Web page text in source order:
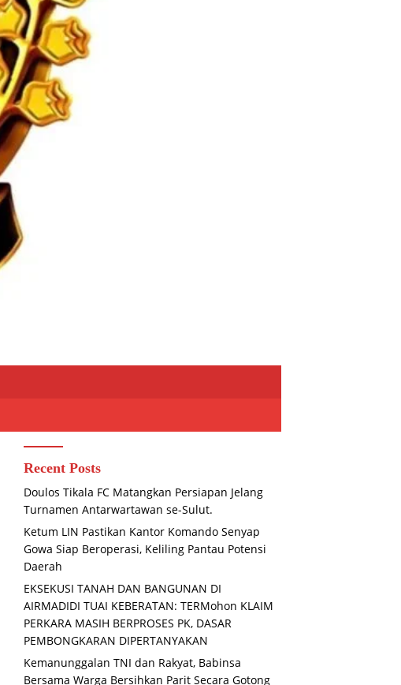
Recent Posts
Doulos Tikala FC Matangkan Persiapan Jelang
Turnamen Antarwartawan se-Sulut.
Ketum LIN Pastikan Kantor Komando Senyap
Gowa Siap Beroperasi, Keliling Pantau Potensi
Daerah
EKSEKUSI TANAH DAN BANGUNAN DI
AIRMADIDI TUAI KEBERATAN: TERMohon KLAIM
PERKARA MASIH BERPROSES PK, DASAR
PEMBONGKARAN DIPERTANYAKAN
Kemanunggalan TNI dan Rakyat, Babinsa
Bersama Warga Bersihkan Parit Secara Gotong